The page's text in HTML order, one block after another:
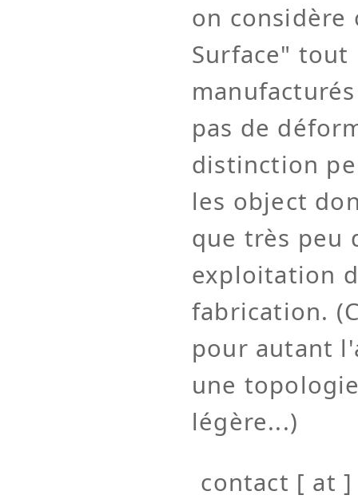
on considère
Surface" tout
pas de
distinction
les object
que très peu
exploitation
fabrication.
pour autant
une
légère...)
contact [ at